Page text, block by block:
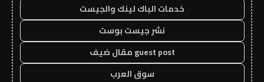
خدمات الباك لينك والجيست
نشر جيست بوست
guest post مقال ضيف
سوق العرب